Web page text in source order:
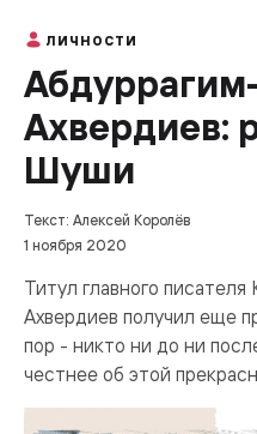
ЛИЧНОСТИ
Ахвердиев:
Шуши
Текст: Алексей Королёв
1 ноября 2020
Титул главного
Ахвердиев получил еще
пор - никто ни до ни
честнее об этой